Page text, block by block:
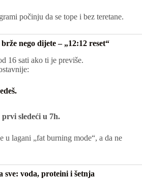
počinju da se tope i bez teretane.
nego dijete – „12:12 reset“
16 sati ako ti je previše.
sledeći u 7h.
u lagani „fat burning mode“, a da ne
voda, proteini i šetnja